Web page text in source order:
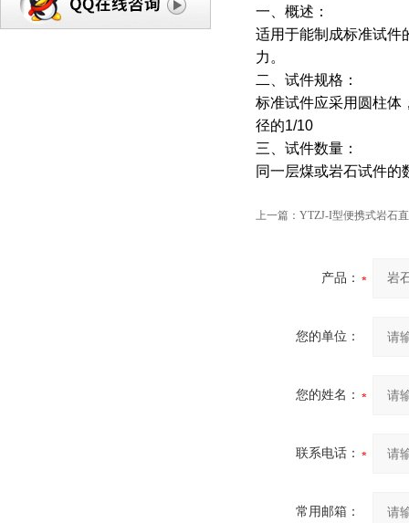
一、概述：
适用于能制成标准试件
力。
二、试件规格：
标准试件应采用圆柱体
径的1/10
三、试件数量：
同一层煤或岩石试件的
上一篇： YTZJ-I型便携式岩石
产品：
您的单位：
您的姓名：
联系电话：
常用邮箱：